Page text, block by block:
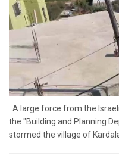
A large force from the
the "Building and Planning
stormed the village of